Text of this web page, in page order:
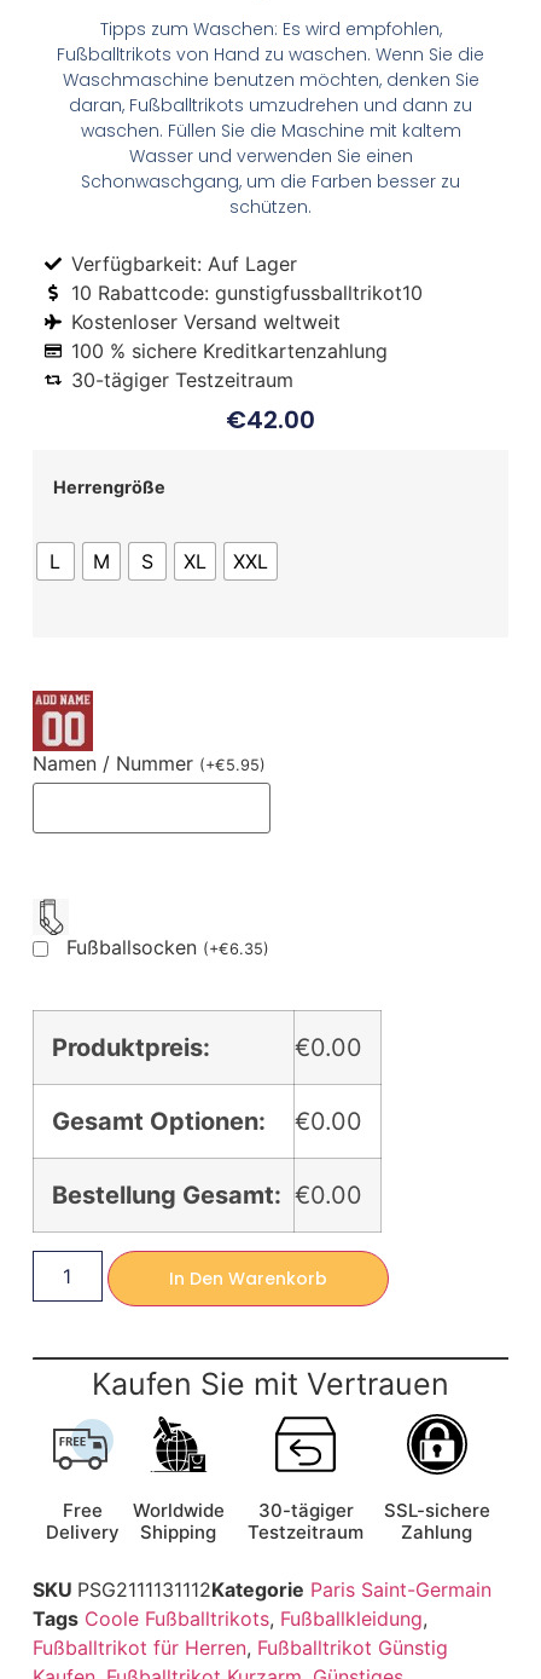
Tipps zum Waschen: Es wird empfohlen,
Fußballtrikots von Hand zu waschen. Wenn Sie die
Waschmaschine benutzen möchten, denken Sie
daran, Fußballtrikots umzudrehen und dann zu
waschen. Füllen Sie die Maschine mit kaltem
Wasser und verwenden Sie einen
Schonwaschgang, um die Farben besser zu
schützen.
Verfügbarkeit: Auf Lager
10 Rabattcode: gunstigfussballtrikot10
Kostenloser Versand weltweit
100 % sichere Kreditkartenzahlung
30-tägiger Testzeitraum
€42.00
Herrengröße
L M S XL XXL
Namen / Nummer (+€5.95)
Fußballsocken (+€6.35)
Produktpreis: €0.00
Gesamt Optionen: €0.00
Bestellung Gesamt: €0.00
In Den Warenkorb
Kaufen Sie mit Vertrauen
Free
Delivery
Worldwide
Shipping
30-tägiger
Testzeitraum
SSL-sichere
Zahlung
SKU PSG2111131112Kategorie Paris Saint-Germain
Tags Coole Fußballtrikots, Fußballkleidung,
Fußballtrikot für Herren, Fußballtrikot Günstig